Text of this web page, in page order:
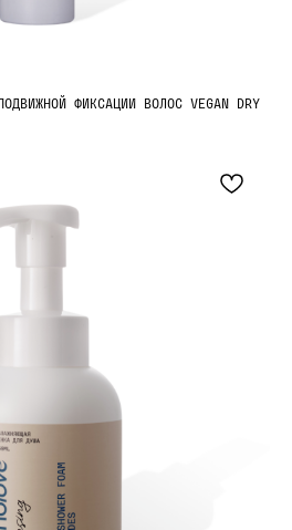
ФИКСАЦИИ ВОЛОС VEGAN DRY